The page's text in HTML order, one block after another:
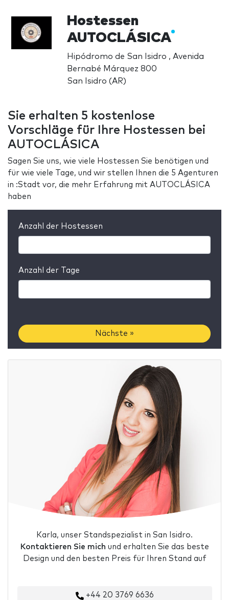
Hostessen
AUTOCLÁSICA
Hipódromo de San Isidro , Avenida
Bernabé Márquez 800
San Isidro (AR)
Sie erhalten 5 kostenlose
Vorschläge für Ihre Hostessen bei
AUTOCLÁSICA
Sagen Sie uns, wie viele Hostessen Sie benötigen und
für wie viele Tage, und wir stellen Ihnen die 5 Agenturen
in :Stadt vor, die mehr Erfahrung mit AUTOCLÁSICA
haben
Anzahl der Hostessen
Anzahl der Tage
Nächste »
Karla, unser Standspezialist in San Isidro.
Kontaktieren Sie mich und erhalten Sie das beste
Design und den besten Preis für Ihren Stand auf
+44 20 3769 6636